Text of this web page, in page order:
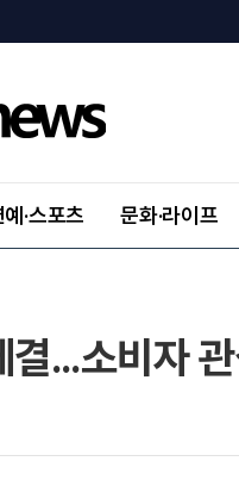
예·스포츠 문화·라이프
...소비자